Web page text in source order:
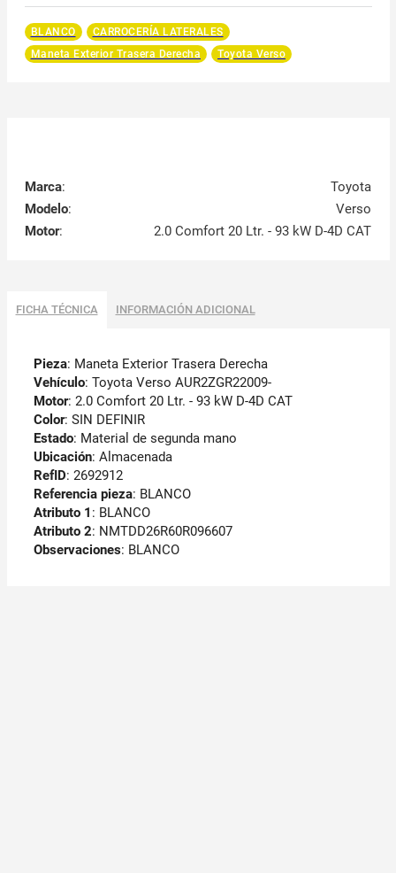
BLANCO
CARROCERÍA LATERALES
Maneta Exterior Trasera Derecha
Toyota Verso
Marca:
Toyota
Modelo:
Verso
Motor: 2.0 Comfort 20 Ltr. - 93 kW D-4D CAT
FICHA TÉCNICA INFORMACIÓN ADICIONAL
Pieza: Maneta Exterior Trasera Derecha
Vehículo: Toyota Verso AUR2ZGR22009-
Motor: 2.0 Comfort 20 Ltr. - 93 kW D-4D CAT
Color: SIN DEFINIR
Estado: Material de segunda mano
Ubicación: Almacenada
RefID: 2692912
Referencia pieza: BLANCO
Atributo 1 : BLANCO
Atributo 2: NMTDD26R60R096607
Observaciones: BLANCO